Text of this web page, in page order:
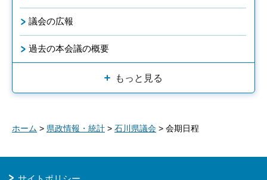
議会の広報
過去の本会議の概要
もっと見る
ホーム > 県政情報・統計 > 石川県議会 > 会期日程